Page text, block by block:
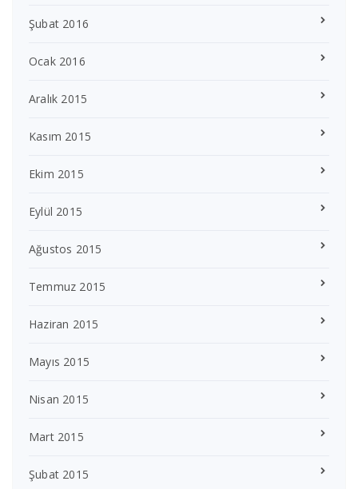
Şubat 2016
Ocak 2016
Aralık 2015
Kasım 2015
Ekim 2015
Eylül 2015
Ağustos 2015
Temmuz 2015
Haziran 2015
Mayıs 2015
Nisan 2015
Mart 2015
Şubat 2015